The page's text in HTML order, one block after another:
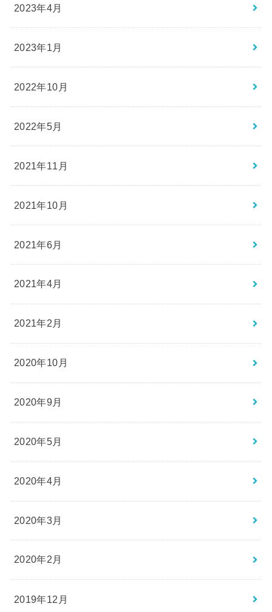
2023年4月
2023年1月
2022年10月
2022年5月
2021年11月
2021年10月
2021年6月
2021年4月
2021年2月
2020年10月
2020年9月
2020年5月
2020年4月
2020年3月
2020年2月
2019年12月